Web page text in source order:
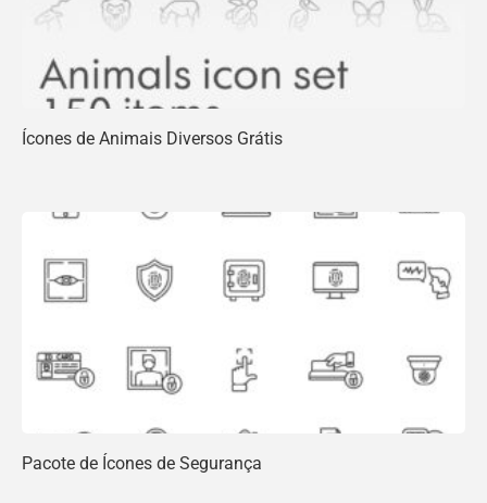
Ícones de Animais Diversos Grátis
Pacote de Ícones de Segurança